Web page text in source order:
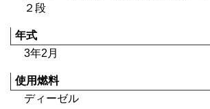
２段
年式
3年2月
使用燃料
ディーゼル